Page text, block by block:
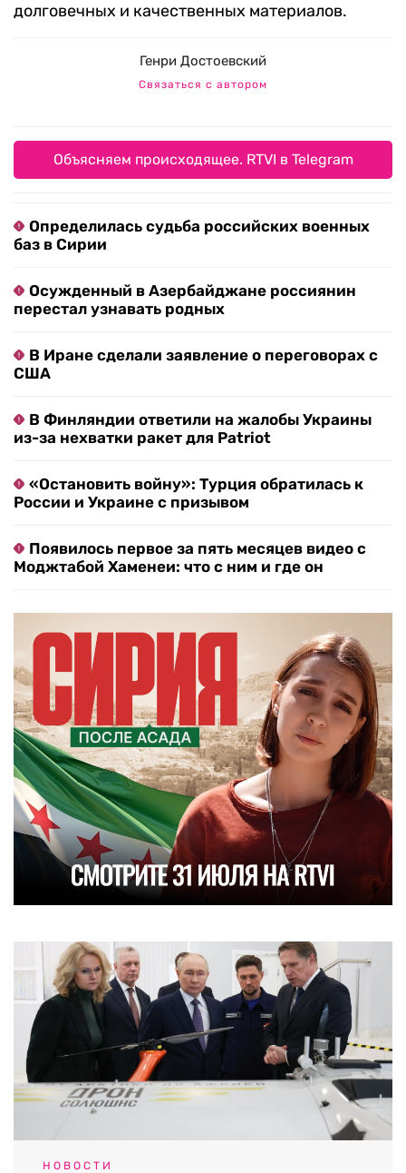
долговечных и качественных материалов.
Генри Достоевский
Связаться с автором
Объясняем происходящее. RTVI в Telegram
Определилась судьба российских военных
баз в Сирии
Осужденный в Азербайджане россиянин
перестал узнавать родных
В Иране сделали заявление о переговорах с
США
В Финляндии ответили на жалобы Украины
из-за нехватки ракет для Patriot
«Остановить войну»: Турция обратилась к
России и Украине с призывом
Появилось первое за пять месяцев видео с
Моджтабой Хаменеи: что с ним и где он
НОВОСТИ